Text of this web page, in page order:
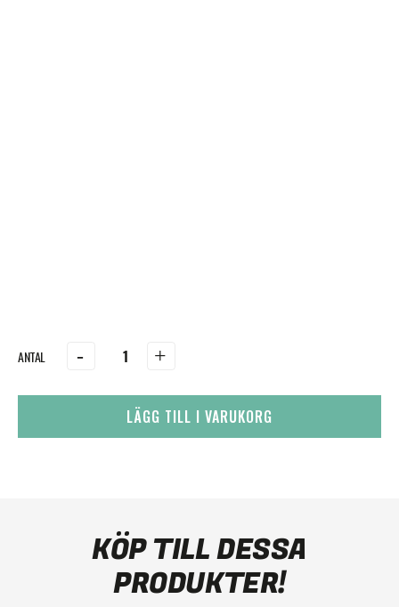
- +
LÄGG TILL I VARUKORG
KÖP TILL DESSA
PRODUKTER!